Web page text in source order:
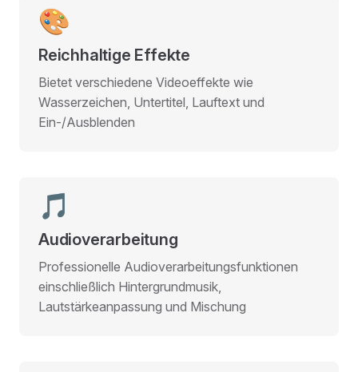
🎨
Reichhaltige Effekte
Bietet verschiedene Videoeffekte wie
Wasserzeichen, Untertitel, Lauftext und
Ein-/Ausblenden
🎵
Audioverarbeitung
Professionelle Audioverarbeitungsfunktionen
einschließlich Hintergrundmusik,
Lautstärkeanpassung und Mischung